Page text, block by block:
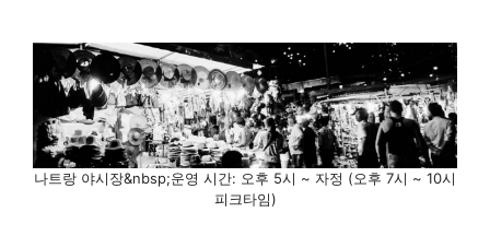
나트랑 야시장&nbsp;운영 시간: 오후 5시 ~ 자정 (오후 7시 ~ 10시
피크타임)